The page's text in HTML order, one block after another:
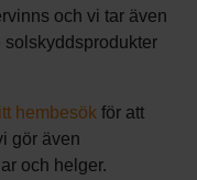
och vi tar även
solskyddsprodukter
hembesök för att
gör även
och helger.